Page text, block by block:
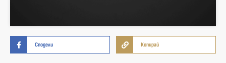
Сподели Копирай